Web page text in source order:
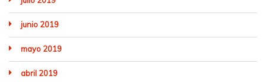
junio 2019
mayo 2019
abril 2019